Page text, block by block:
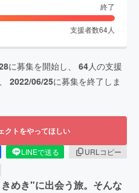
終了
支援者数64人
に募集を開始し、 64人の支援
2022/06/25に募集を終了しま
クトをやってほしい
LINEで送る
URLコピー
めき"に出会う旅。そんな